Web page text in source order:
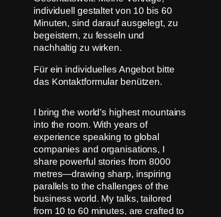
individuell gestaltet von 10 bis 60
Minuten, sind darauf ausgelegt, zu
begeistern, zu fesseln und
nachhaltig zu wirken.
Für ein individuelles Angebot bitte
das Kontaktformular benützen.
I bring the world’s highest mountains
into the room. With years of
experience speaking to global
companies and organisations, I
share powerful stories from 8000
metres—drawing sharp, inspiring
parallels to the challenges of the
business world. My talks, tailored
from 10 to 60 minutes, are crafted to